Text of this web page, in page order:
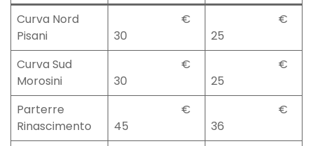
Curva Nord
Pisani
€
30
€
25
Curva Sud
Morosini
€
30
€
25
Parterre
Rinascimento
€
45
€
36